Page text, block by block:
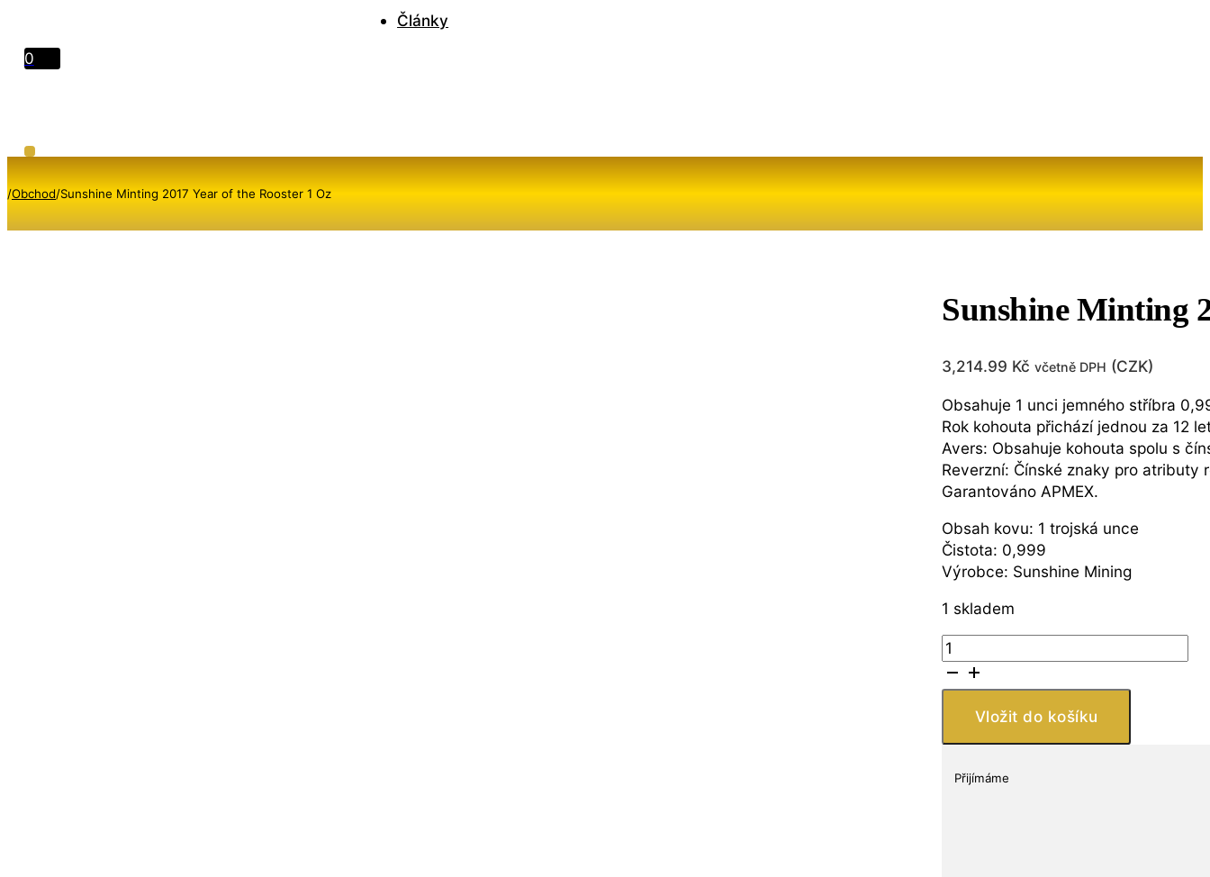
Články
0
/Obchod/Sunshine Minting 2017 Year of the Rooster 1 Oz
Sunshine Minting
3,214.99 Kč včetně DPH (CZK)
Obsahuje 1 unci jemného stříbra
Rok kohouta přichází jednou za 12
Avers: Obsahuje kohouta spolu s
Reverzní: Čínské znaky pro atributy
Garantováno APMEX.
Obsah kovu: 1 trojská unce
Čistota: 0,999
Výrobce: Sunshine Mining
1 skladem
Sunshine
Minting
2017
Rooster
Vložit do košíku
Přijímáme